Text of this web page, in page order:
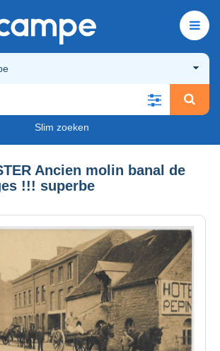
Slim zoeken
Ancien molin banal de
!!! superbe